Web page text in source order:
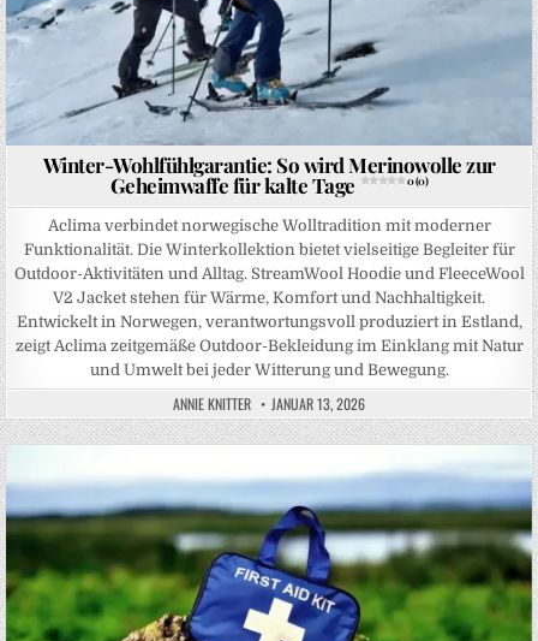
Winter-Wohlfühlgarantie: So wird Merinowolle zur
Geheimwaffe für kalte Tage 0 (0)
Aclima verbindet norwegische Wolltradition mit moderner
Funktionalität. Die Winterkollektion bietet vielseitige Begleiter für
Outdoor-Aktivitäten und Alltag. StreamWool Hoodie und FleeceWool
V2 Jacket stehen für Wärme, Komfort und Nachhaltigkeit.
Entwickelt in Norwegen, verantwortungsvoll produziert in Estland,
zeigt Aclima zeitgemäße Outdoor-Bekleidung im Einklang mit Natur
und Umwelt bei jeder Witterung und Bewegung.
ANNIE KNITTER JANUAR 13, 2026
Posted in